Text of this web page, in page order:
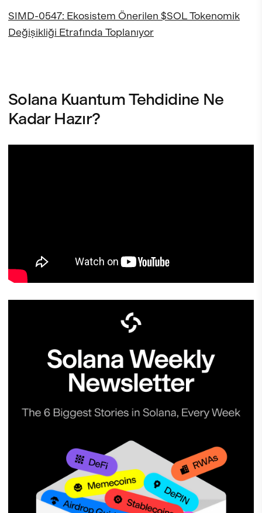
SIMD-0547: Ekosistem Önerilen $SOL Tokenomik
Değişikliği Etrafında Toplanıyor
Solana Kuantum Tehdidine Ne
Kadar Hazır?